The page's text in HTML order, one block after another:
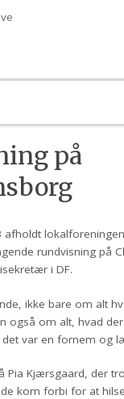
på
afholdt
rundvisning på
i DF.
ikke bare om alt
også om alt, hvad der
var en fornem og
Pia Kjærsgaard, der
kom forbi for at